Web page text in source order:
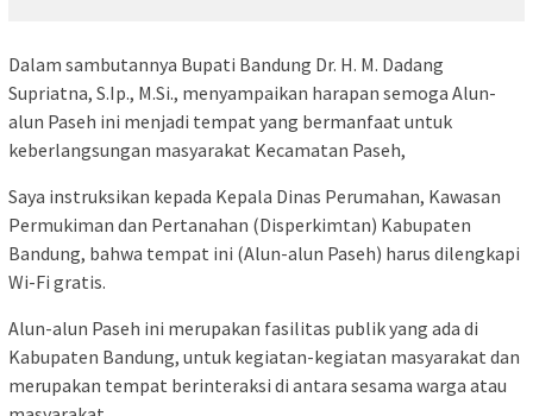
Dalam sambutannya Bupati Bandung Dr. H. M. Dadang
Supriatna, S.Ip., M.Si., menyampaikan harapan semoga Alun-
alun Paseh ini menjadi tempat yang bermanfaat untuk
keberlangsungan masyarakat Kecamatan Paseh,
Saya instruksikan kepada Kepala Dinas Perumahan, Kawasan
Permukiman dan Pertanahan (Disperkimtan) Kabupaten
Bandung, bahwa tempat ini (Alun-alun Paseh) harus dilengkapi
Wi-Fi gratis.
Alun-alun Paseh ini merupakan fasilitas publik yang ada di
Kabupaten Bandung, untuk kegiatan-kegiatan masyarakat dan
merupakan tempat berinteraksi di antara sesama warga atau